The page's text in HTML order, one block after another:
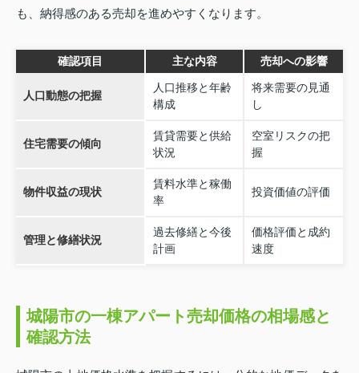
も、納得感のある売却を進めやすくなります。
確認項目 主な内容 売却への影響
人口動態の把握
人口推移と年齢
構成
将来需要の見通
し
住宅需要の傾向
賃貸需要と供給
状況
空室リスクの把
握
物件収益の現状
賃料水準と稼働
率
投資価値の評価
管理と修繕状況
過去修繕と今後
計画
価格評価と成約
速度
城陽市の一棟アパート売却価格の相場感と
確認方法